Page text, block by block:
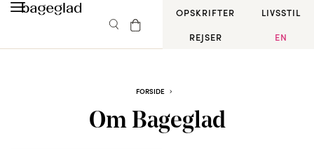
OPSKRIFTER
LIVSSTIL
REJSER
EN
FORSIDE
Om Bageglad